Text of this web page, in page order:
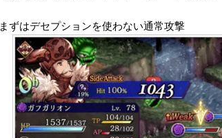
まずはデセプションを使わない通常攻撃